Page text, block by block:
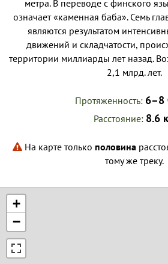
метра. В переводе с финского
означает «каменная баба». Семь
являются результатом
движений и складчатости,
территории миллиарды лет назад.
2,1 млрд. лет.
Протяженность 6–8
Расстояние 8.6
На карте только половина
тому же треку.
+
−